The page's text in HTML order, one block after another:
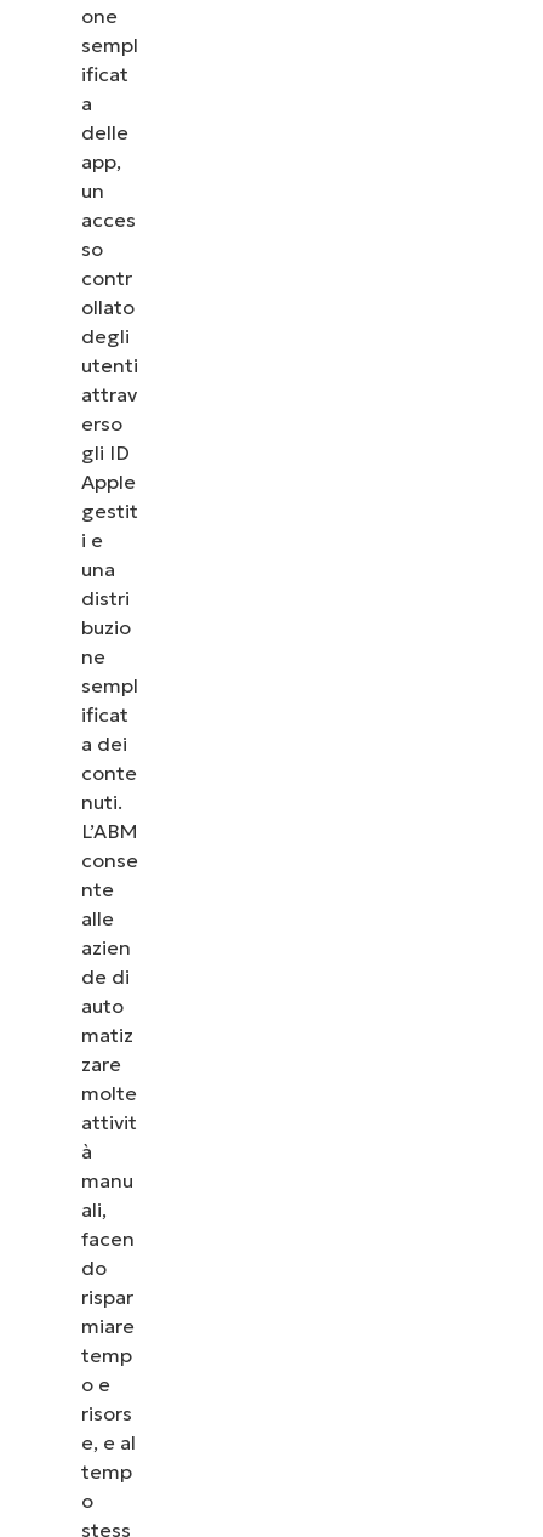
one
sempl
ificat
a
delle
app,
un
acces
so
contr
ollato
degli
utenti
attrav
erso
gli ID
Apple
gestit
i e
una
distri
buzio
ne
sempl
ificat
a dei
conte
nuti.
L’ABM
conse
nte
alle
azien
de di
auto
matiz
zare
molte
attivit
à
manu
ali,
facen
do
rispar
miare
temp
o e
risors
e, e al
temp
o
stessDai un’occhiata alle nostre demo on-